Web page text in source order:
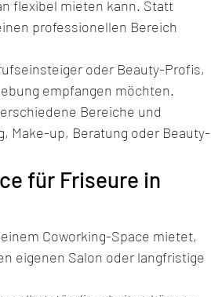
flexibel mieten kann. Statt
professionellen Bereich
oder Beauty-Profis,
empfangen möchten.
Bereiche und
Make-up, Beratung oder Beauty-
für Friseure in
Coworking-Space mietet,
eigenen Salon oder langfristige